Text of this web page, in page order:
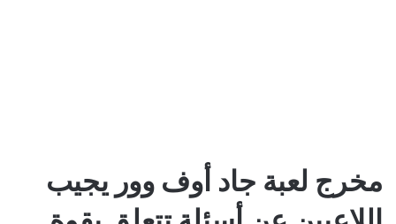
مخرج لعبة جاد أوف وور يجيب